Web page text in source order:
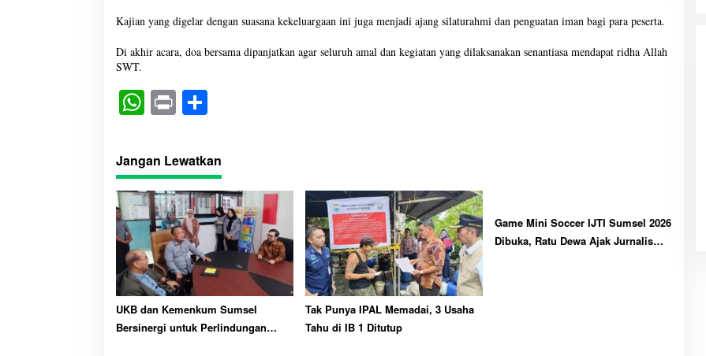
Kajian yang digelar dengan suasana kekeluargaan ini juga menjadi ajang silaturahmi dan penguatan iman bagi para peserta.
Di akhir acara, doa bersama dipanjatkan agar seluruh amal dan kegiatan yang dilaksanakan senantiasa mendapat ridha Allah
SWT.
W
ts
A
pp
Pr
t re
Jangan Lewatkan
UKB dan Kemenkum Sumsel
Bersinergi untuk Perlindungan
Tak Punya IPAL Memadai, 3 Usaha
Tahu di IB 1 Ditutup
Game Mini Soccer IJTI Sumsel 2026
Dibuka, Ratu Dewa Ajak Jurnalis